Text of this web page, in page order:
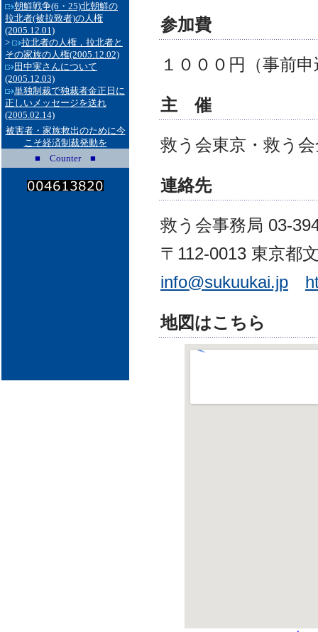
朝鮮戦争(6・25)北朝鮮の
拉北者(被拉致者)の人権
(2005.12.01)
>
拉北者の人権，拉北者と
その家族の人権(2005.12.02)
田中実さんについて
(2005.12.03)
単独制裁で独裁者金正日に
正しいメッセージを送れ
(2005.02.14)
被害者・家族救出のために今
こそ経済制裁発動を
■ Counter ■
参加費
１０００円（事前
主 催
救う会東京・救う
連絡先
救う会事務局 03-
〒112-0013 東京都
info@sukuukai.jp
地図はこちら